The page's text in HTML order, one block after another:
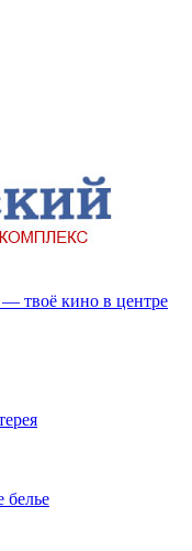
твоё кино в центре
белье